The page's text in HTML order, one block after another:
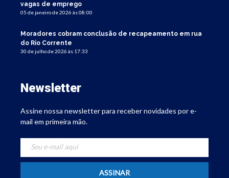
vagas de emprego
05 de janeiro de 2026 às 08:00
Moradores cobram conclusão de recapeamento em rua
do Rio Corrente
30 de julho de 2026 às 17:33
Newsletter
Assine nossa newsletter para receber novidades por e-
mail em primeira mão.